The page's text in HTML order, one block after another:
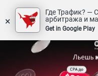
×
Где Трафик? —
арбитража и
Get in Google Play